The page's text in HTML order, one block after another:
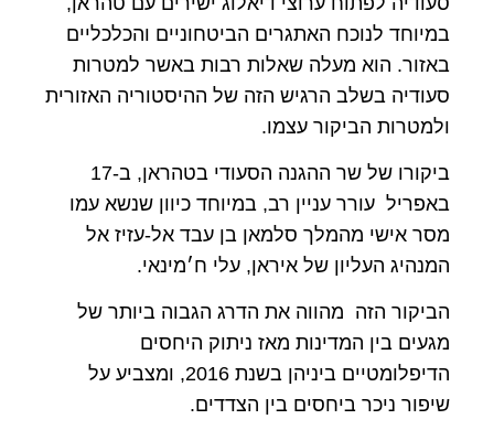
במיוחד לנוכח האתגרים הביטחוניים והכלכליים
באזור. הוא מעלה שאלות רבות באשר למטרות
סעודיה בשלב הרגיש הזה של ההיסטוריה האזורית
ולמטרות הביקור עצמו.
ביקורו של שר ההגנה הסעודי בטהראן, ב-17
באפריל עורר עניין רב, במיוחד כיוון שנשא עמו
מסר אישי מהמלך סלמאן בן עבד אל-עזיז אל
המנהיג העליון של איראן, עלי ח׳מינאי.
הביקור הזה מהווה את הדרג הגבוה ביותר של
מגעים בין המדינות מאז ניתוק היחסים
הדיפלומטיים ביניהן בשנת 2016, ומצביע על
שיפור ניכר ביחסים בין הצדדים.